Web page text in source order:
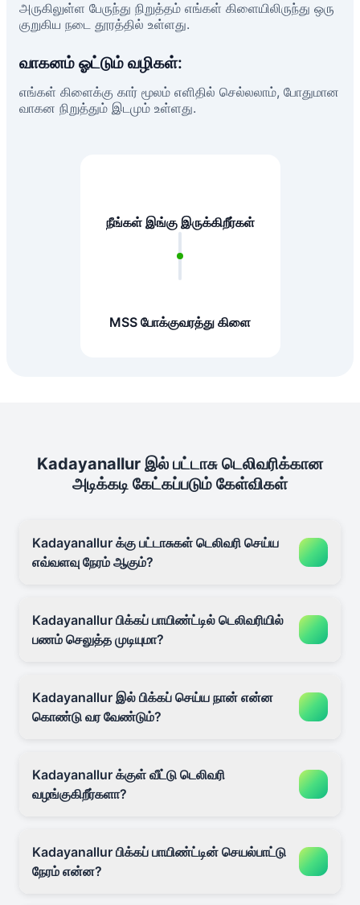
அருகிலுள்ள பேருந்து நிறுத்தம் எங்கள் கிளையிலிருந்து ஒரு
குறுகிய நடை தூரத்தில் உள்ளது.
வாகனம் ஓட்டும் வழிகள்:
எங்கள் கிளைக்கு கார் மூலம் எளிதில் செல்லலாம், போதுமான
வாகன நிறுத்தும் இடமும் உள்ளது.
நீங்கள் இங்கு இருக்கிறீர்கள்
MSS போக்குவரத்து கிளை
Kadayanallur இல் பட்டாசு டெலிவரிக்கான
அடிக்கடி கேட்கப்படும் கேள்விகள்
Kadayanallur க்கு பட்டாசுகள் டெலிவரி செய்ய
எவ்வளவு நேரம் ஆகும்?
Kadayanallur பிக்கப் பாயிண்ட்டில் டெலிவரியில்
பணம் செலுத்த முடியுமா?
Kadayanallur இல் பிக்கப் செய்ய நான் என்ன
கொண்டு வர வேண்டும்?
Kadayanallur க்குள் வீட்டு டெலிவரி
வழங்குகிறீர்களா?
Kadayanallur பிக்கப் பாயிண்ட்டின் செயல்பாட்டு
நேரம் என்ன?